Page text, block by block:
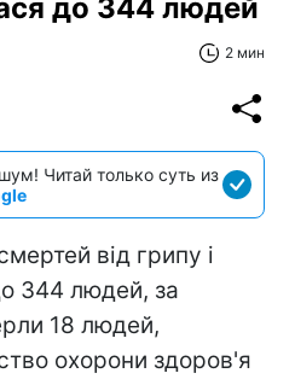
до 344 людей
2 мин
Читай только суть из
від грипу і
344 людей, за
18 людей,
охорони здоров'я